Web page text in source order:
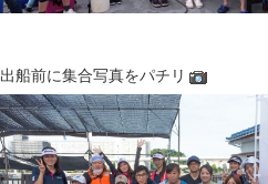
出船前に集合写真をパチリ